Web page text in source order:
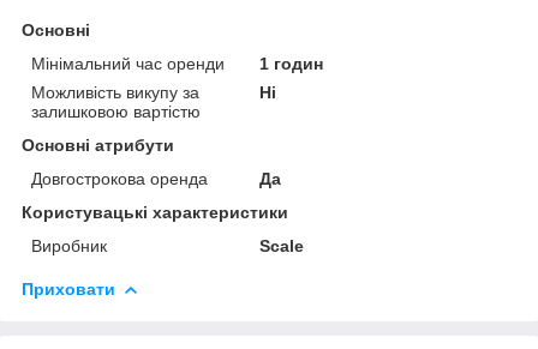
Основні
Мінімальний час оренди
1 годин
Можливість викупу за
залишковою вартістю
Ні
Основні атрибути
Довгострокова оренда
Да
Користувацькі характеристики
Виробник
Scale
Приховати